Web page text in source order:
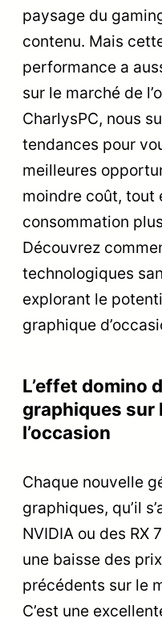
paysage du
contenu. Mais
performance a
sur le marché de
CharlysPC, nous
tendances pour
meilleures
moindre coût, tout
consommation
Découvrez
technologiques
explorant le
graphique
L’effet domino
graphiques sur
l’occasion
Chaque nouvelle
graphiques, qu’il
NVIDIA ou des RX
une baisse des
précédents sur le
C’est une